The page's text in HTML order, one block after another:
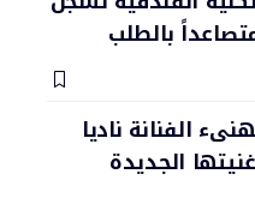
بالطلب
الفنانة ناديا
الجديدة